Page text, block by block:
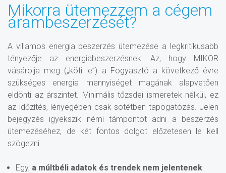
Mikorra ütemezzem a cégem
árambeszerzését?
A villamos energia beszerzés ütemezése a legkritikusabb
tényezője az energiabeszerzésnek. Az, hogy MIKOR
vásárolja meg („köti le”) a Fogyasztó a következő évre
szükséges energia mennyiséget magának alapvetően
eldönti az árszintet. Minimális tőzsdei ismeretek nélkül, ez
az időzítés, lényegében csak sötétben tapogatózás. Jelen
bejegyzés igyekszik némi támpontot adni a beszerzés
ütemezéséhez, de két fontos dolgot előzetesen le kell
szögezni.
Egy, a múltbéli adatok és trendek nem jelentenek